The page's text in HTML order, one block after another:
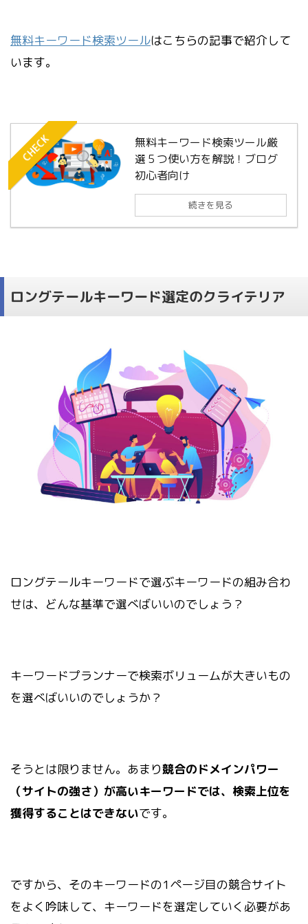
無料キーワード検索ツールはこちらの記事で紹介して
います。
CHECK
無料キーワード検索ツール厳
選５つ使い方を解説！ブログ
初心者向け
続きを見る
ロングテールキーワード選定のクライテリア
ロングテールキーワードで選ぶキーワードの組み合わ
せは、どんな基準で選べばいいのでしょう？
キーワードプランナーで検索ボリュームが大きいもの
を選べばいいのでしょうか？
そうとは限りません。あまり競合のドメインパワー
（サイトの強さ）が高いキーワードでは、検索上位を
獲得することはできないです。
ですから、そのキーワードの1ページ目の競合サイト
をよく吟味して、キーワードを選定していく必要があ